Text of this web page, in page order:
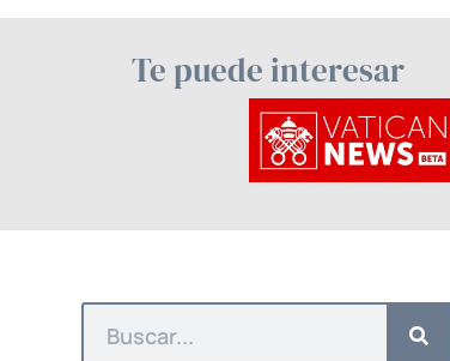
Te puede interesar